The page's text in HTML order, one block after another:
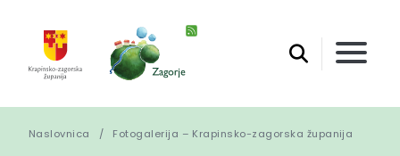
Naslovnica Fotogalerija – Krapinsko-zagorska županija